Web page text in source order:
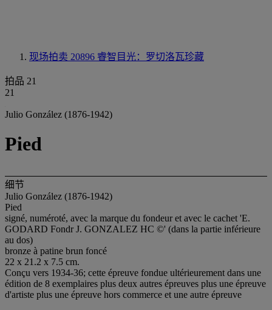
现场拍卖 20896 睿智目光：罗切洛瓦珍藏
拍品 21
21
Julio González (1876-1942)
Pied
细节
Julio González (1876-1942)
Pied
signé, numéroté, avec la marque du fondeur et avec le cachet 'E.
GODARD Fondr J. GONZALEZ HC ©' (dans la partie inférieure
au dos)
bronze à patine brun foncé
22 x 21.2 x 7.5 cm.
Conçu vers 1934-36; cette épreuve fondue ultérieurement dans une
édition de 8 exemplaires plus deux autres épreuves plus une épreuve
d'artiste plus une épreuve hors commerce et une autre épreuve